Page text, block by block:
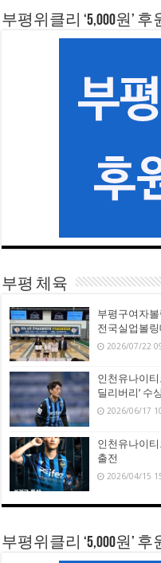
부평위클리 ‘5,000원’
부평 체육
부평구여자
전국실업볼
2026/07/22
인천유나이티
딜리버리’ 수
2026/06/17
인천유나이
출전
2026/04/15
부평위클리 ‘5,000원’